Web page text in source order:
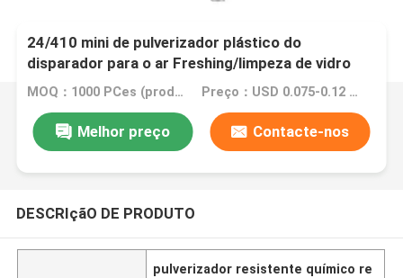
24/410 mini de pulverizador plástico do
disparador para o ar Freshing/limpeza de vidro
MOQ：1000 PCes (produtos normais da cor) Preço：USD 0.075-0.12 (negotionable)
Melhor preço Contacte-nos
DESCRIçãO DE PRODUTO
pulverizador resistente químico re